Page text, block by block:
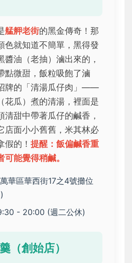
艋舺老街的黑金傳奇！那
色就知道不簡單，黑得發
醬油（老抽）滷出來的，
點微甜，飯粒吸飽了滷
牌的「清湯瓜仔肉」——
花瓜）煮的清湯，裡面是
清甜中帶著瓜仔的鹹香，
店面小小舊舊，米其林必
假的！ 提醒：飯偏鹹香重
能覺得稍鹹。
華區華西街17之4號攤位
- 20:00 (週二公休)
（創始店）